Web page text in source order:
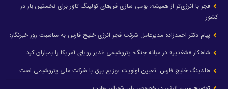
فجر با انرژی‌تر از همیشه؛ بومی سازی فن‌های کولینگ تاور برای نخستین بار در
کشور
پیام دکتر احمدزاده مدیرعامل شرکت فجر انرژی خلیج فارس به مناسبت روز خبرنگار:
شاهکار «شغدیر» در میانه جنگ؛ پتروشیمی غدیر رویای آمریکا را بمباران کرد.
هلدینگ خلیج فارس: تعیین اولویت توزیع برق با شرکت ملی پتروشیمی است